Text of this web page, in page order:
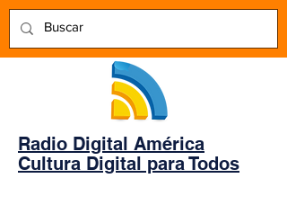
Radio Digital América
Cultura Digital para Todos